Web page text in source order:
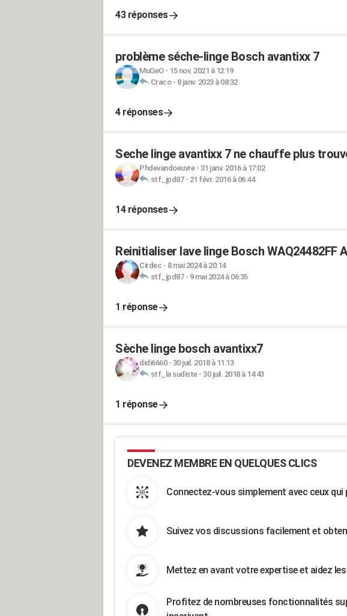
43 réponses
problème séche-linge Bosch avantixx 7
MuGeO- 15 nov. 2021 à 12:19
Craco- 8 janv. 2023 à 08:32
4 réponses
Seche linge avantixx 7 ne chauffe plus
Phdevandoeuvre- 31 janv. 2016 à 17:02
stf_jpd87- 21 févr. 2016 à 06:44
14 réponses
Reinitialiser lave linge Bosch WAQ24482FF
Cirdec - 8 mai 2024 à 20:14
stf_jpd87- 9 mai 2024 à 06:35
1 réponse
Sèche linge bosch avantixx7
didi6660- 30 juil. 2018 à 11:13
stf_la sudiste- 30 juil. 2018 à 14:43
1 réponse
DEVENEZ MEMBRE EN QUELQUES CLICS
Connectez-vous simplement avec ceux
Suivez vos discussions facilement et
Mettez en avant votre expertise et aidez
Profitez de nombreuses fonctionnalités